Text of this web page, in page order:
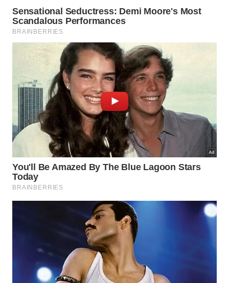
1
Pano macio umedecido para
superfícies delicadas;
Bicarbonato de sódio para limpeza
interna profunda;
3
Sabão neutro com água morna na
parte de fora.
Como limpar as borrachas de
vedação?
As borrachas de vedação localizadas nas portas
desempenham um papel essencial na eficiência
energética da geladeira Electrolux. Para higienizá-
las corretamente, não há necessidade alguma de
realizar a remoção desses componentes protetores,
evitando assim qualquer tipo de estiramento ou
defeitoprecoce napeça.